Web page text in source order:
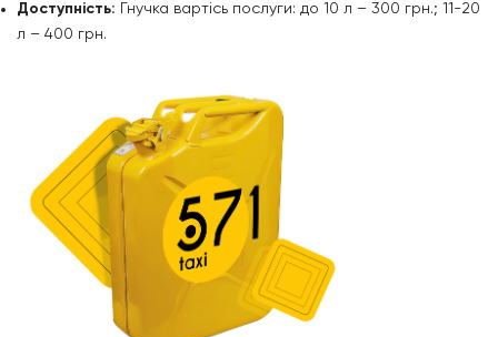
Доступність: Гнучка вартісь послуги: до 10 л – 300 грн.; 11-20
л – 400 грн.